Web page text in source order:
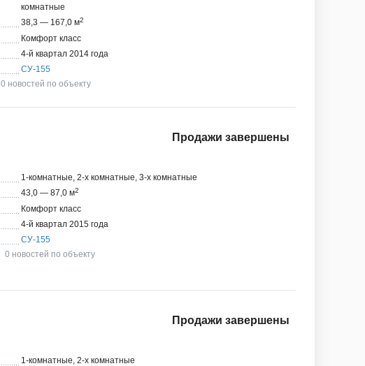
комнатные
38,3 — 167,0 м2
Комфорт класс
4-й квартал 2014 года
СУ-155
0 новостей по объекту
Продажи завершены
1-комнатные, 2-х комнатные, 3-х комнатные
43,0 — 87,0 м2
Комфорт класс
4-й квартал 2015 года
СУ-155
0 новостей по объекту
Продажи завершены
1-комнатные, 2-х комнатные